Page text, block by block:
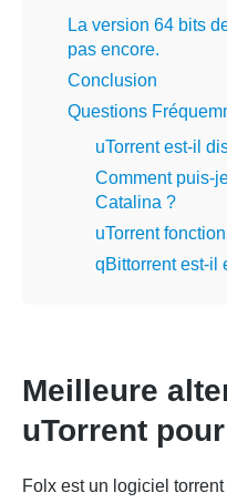
La version 64 bits
pas encore.
Conclusion
Questions
uTorrent est-il
Comment puis-
Catalina ?
uTorrent
qBittorrent est-il
Meilleure
uTorrent
Folx est un logiciel